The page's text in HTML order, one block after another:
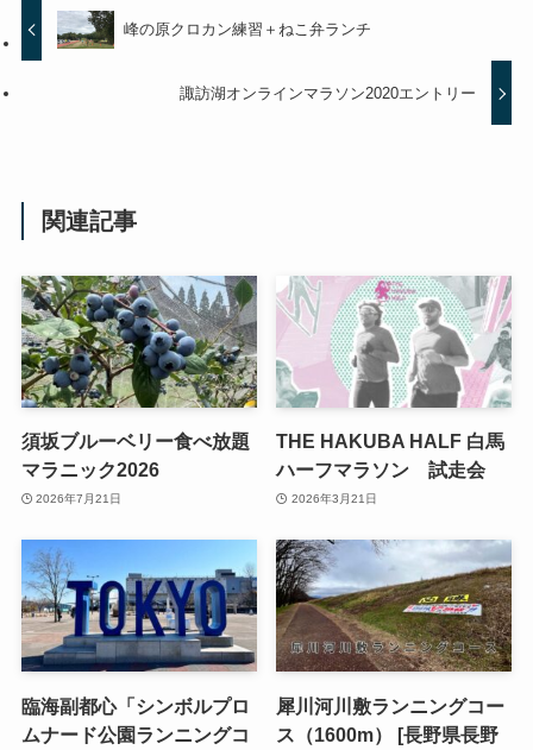
峰の原クロカン練習＋ねこ弁ランチ
諏訪湖オンラインマラソン2020エントリー
関連記事
須坂ブルーベリー食べ放題
マラニック2026
2026年7月21日
THE HAKUBA HALF 白馬
ハーフマラソン 試走会
2026年3月21日
臨海副都心「シンボルプロ
ムナード公園ランニングコ
犀川河川敷ランニングコー
ス（1600m） [長野県長野